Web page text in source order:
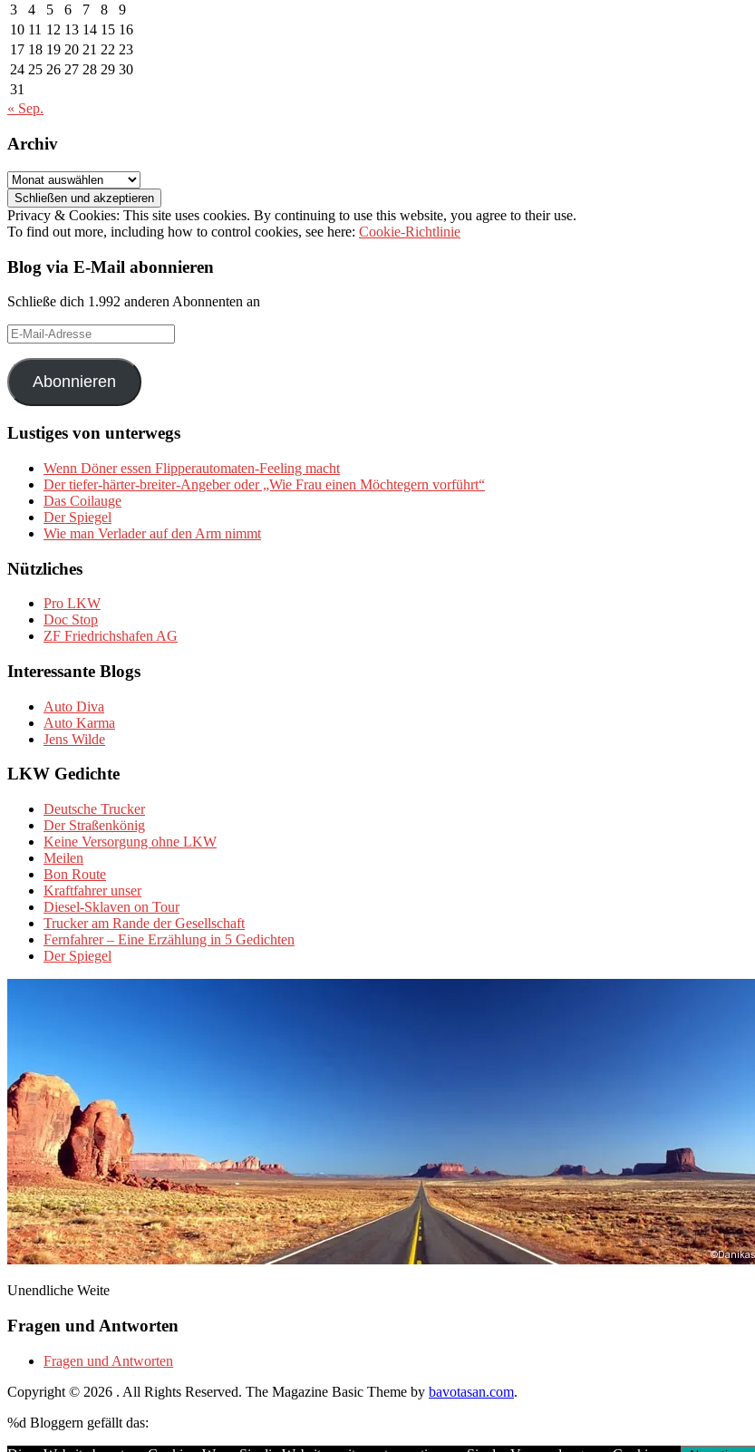
3
4 5 6 7 8
9
10 11 12 13 14 15 16
17 18 19 20 21 22 23
24 25 26 27 28 29 30
31
« Sep.
Archiv
Archiv
Privacy & Cookies: This site uses cookies. By continuing to use this website, you agree to their use.
To find out more, including how to control cookies, see here: Cookie-Richtlinie
Blog via E-Mail abonnieren
Schließe dich 1.992 anderen Abonnenten an
E-
Mail-
Adresse
Abonnieren
Lustiges von unterwegs
Wenn Döner essen Flipperautomaten-Feeling macht
Der tiefer-härter-breiter-Angeber oder „Wie Frau einen Möchtegern vorführt“
Das Coilauge
Der Spiegel
Wie man Verlader auf den Arm nimmt
Nützliches
Pro LKW
Doc Stop
ZF Friedrichshafen AG
Interessante Blogs
Auto Diva
Auto Karma
Jens Wilde
LKW Gedichte
Deutsche Trucker
Der Straßenkönig
Keine Versorgung ohne LKW
Meilen
Bon Route
Kraftfahrer unser
Diesel-Sklaven on Tour
Trucker am Rande der Gesellschaft
Fernfahrer – Eine Erzählung in 5 Gedichten
Der Spiegel
Unendliche Weite
Fragen und Antworten
Fragen und Antworten
Copyright © 2026 . All Rights Reserved. The Magazine Basic Theme by bavotasan.com.
%d Bloggern gefällt das: